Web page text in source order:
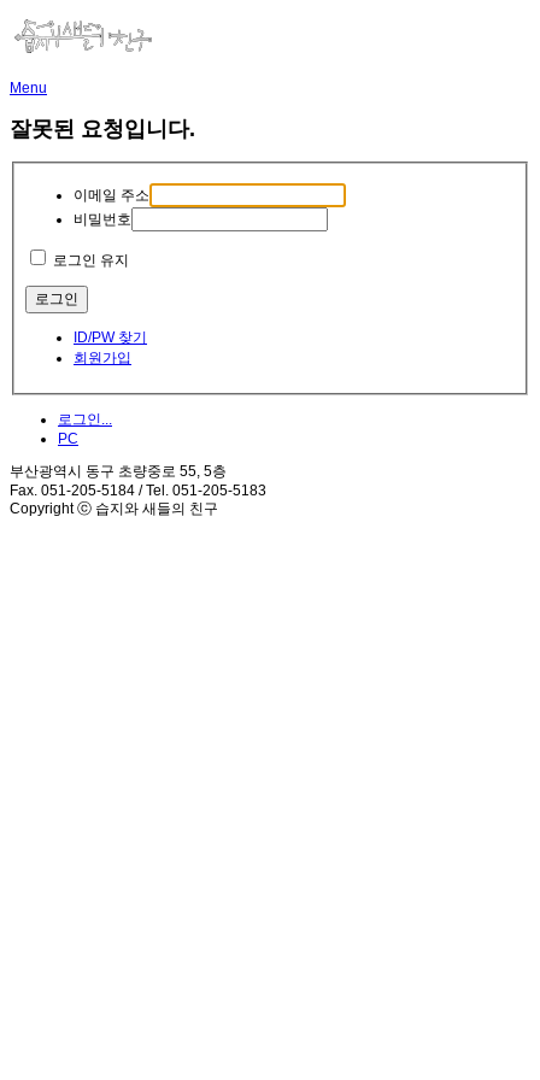
Menu
잘못된 요청입니다.
이메일 주소
비밀번호
로그인 유지
ID/PW 찾기
회원가입
로그인...
PC
부산광역시 동구 초량중로 55, 5층
Fax. 051-205-5184 / Tel. 051-205-5183
Copyright ⓒ 습지와 새들의 친구